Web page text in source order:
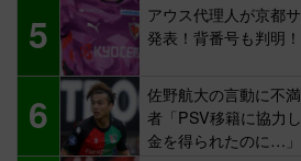
5
アウス代理人が京都
発表！背番号も判明
6
佐野航大の言動に不
者「PSV移籍に協力
金を得られたのに…」